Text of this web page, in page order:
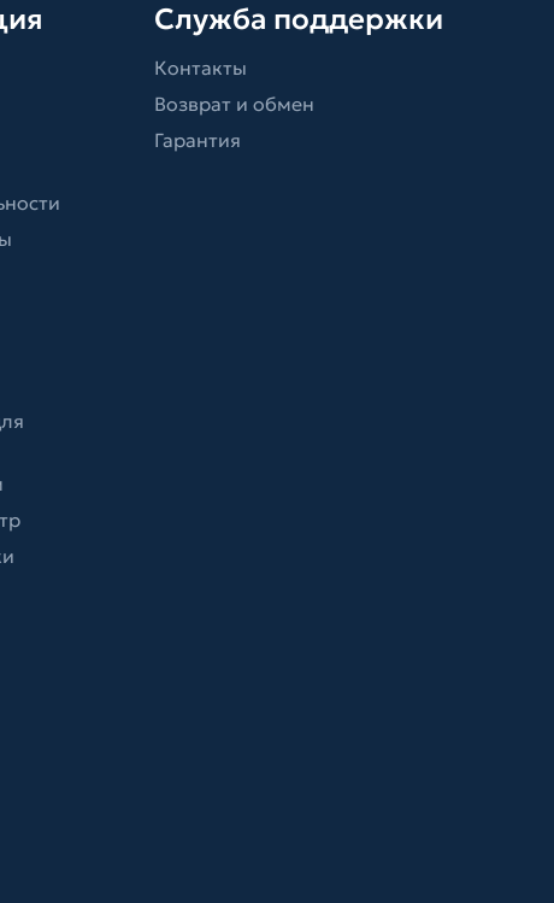
Служба поддержки
Контакты
Возврат и обмен
Гарантия